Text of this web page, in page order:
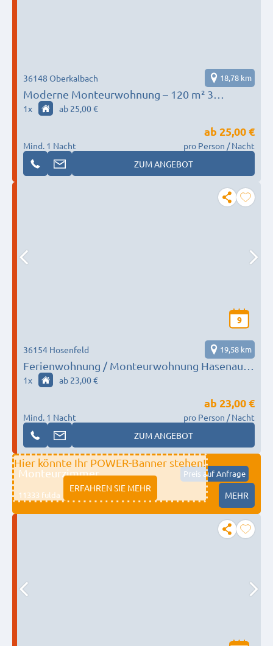
Moderne Monteurwohnung – 120 m² 3
Einzelzimmer 2 Bäder Balkon Ruhige Lage
36148 Oberkalbach 18,78 km
1x ab 25,00 €
Mind. 1 Nacht
ab 25,00 €
pro Person / Nacht
ZUM ANGEBOT
9
Ferienwohnung / Monteurwohnung Hasenauer
in Hosenfeld / Jossa
36154 Hosenfeld 19,58 km
1x ab 23,00 €
Mind. 1 Nacht
ab 23,00 €
pro Person / Nacht
ZUM ANGEBOT
Hier könnte Ihr POWER-Banner stehen!
ERFAHREN SIE MEHR
Monteurzimmer Preis auf Anfrage
11333 fulda MEHR